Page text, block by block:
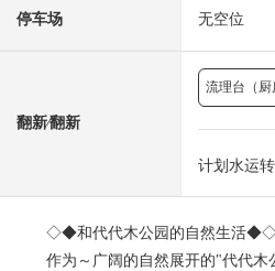
停车场 无空位
翻新⁄翻新
流理台（厨
计划水运
◇◆和代代木公园的自然生活
作为～广阔的自然展开的"代代木